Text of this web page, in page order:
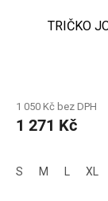
TRIČKO
1 050 Kč bez DPH
1 271 Kč
S M L XL